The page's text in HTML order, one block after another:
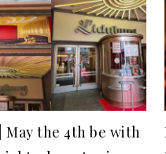
May the 4th be with